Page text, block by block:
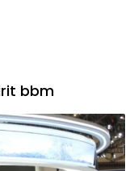
bbm